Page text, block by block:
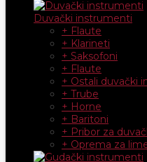
Duvački instrumenti
+ Flaute
+ Klarineti
+ Saksofoni
+ Flaute
+ Ostali duvački
+ Trube
+ Horne
+ Baritoni
+ Pribor za
+ Oprema za